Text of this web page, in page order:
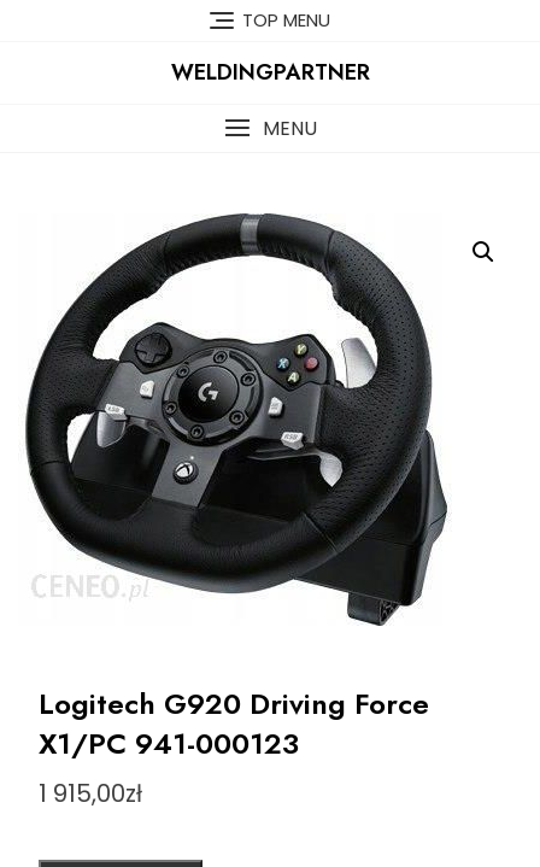
TOP MENU
WELDINGPARTNER
MENU
Logitech G920 Driving Force
X1/PC 941-000123
1 915,00zł